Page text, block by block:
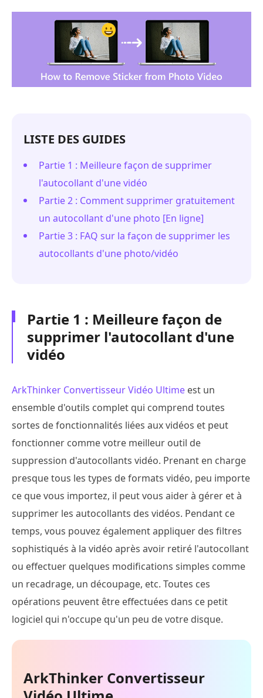
LISTE DES GUIDES
Partie 1 : Meilleure façon de supprimer
l'autocollant d'une vidéo
Partie 2 : Comment supprimer gratuitement
un autocollant d'une photo [En ligne]
Partie 3 : FAQ sur la façon de supprimer les
autocollants d'une photo/vidéo
Partie 1 : Meilleure façon de
supprimer l'autocollant d'une
vidéo
ArkThinker Convertisseur Vidéo Ultime est un
ensemble d'outils complet qui comprend toutes
sortes de fonctionnalités liées aux vidéos et peut
fonctionner comme votre meilleur outil de
suppression d'autocollants vidéo. Prenant en charge
presque tous les types de formats vidéo, peu importe
ce que vous importez, il peut vous aider à gérer et à
supprimer les autocollants des vidéos. Pendant ce
temps, vous pouvez également appliquer des filtres
sophistiqués à la vidéo après avoir retiré l'autocollant
ou effectuer quelques modifications simples comme
un recadrage, un découpage, etc. Toutes ces
opérations peuvent être effectuées dans ce petit
logiciel qui n'occupe qu'un peu de votre disque.
ArkThinker Convertisseur